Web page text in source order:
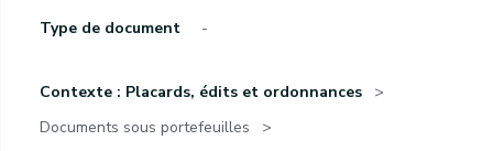
Type de document
-
Contexte : Placards, édits et ordonnances
Documents sous portefeuilles